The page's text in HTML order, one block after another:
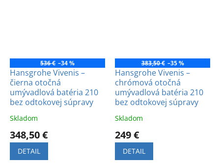
536 € –34 %
Hansgrohe Vivenis –
čierna otočná
umývadlová batéria 210
bez odtokovej súpravy
Skladom
348,50 €
DETAIL
383,50 € –35 %
Hansgrohe Vivenis –
chrómová otočná
umývadlová batéria 210
bez odtokovej súpravy
Skladom
249 €
DETAIL